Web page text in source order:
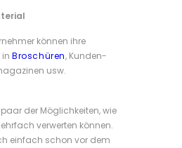
können ihre
Broschüren, Kunden-
usw.
der Möglichkeiten, wie
verwerten können.
einfach schon vor dem